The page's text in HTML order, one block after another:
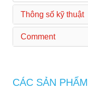
Thông số kỹ thuật
Comment
CÁC SẢN